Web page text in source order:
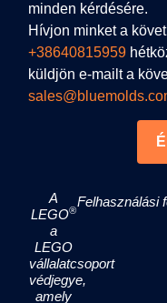
minden kérdésére.
Hívjon minket a
+38640815959
küldjön e-mailt a
A
LEGO®
a
LEGO
vállalatcsoport
védjegye,
amely
Felhasználási